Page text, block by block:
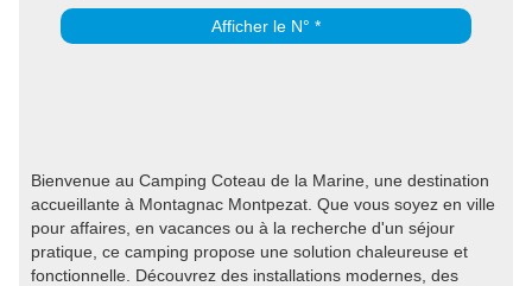
Afficher le N° *
Bienvenue au Camping Coteau de la Marine, une destination
accueillante à Montagnac Montpezat. Que vous soyez en ville
pour affaires, en vacances ou à la recherche d'un séjour
pratique, ce camping propose une solution chaleureuse et
fonctionnelle. Découvrez des installations modernes, des